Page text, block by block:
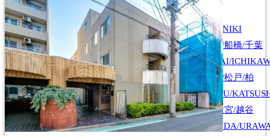
首都圏全域
SHUTOKEN ZENNIKI
江戸川/葛西/市川/船橋/千葉
EDOGAWA/KASAI/
上野/北千住/葛飾/松戸/柏
UENO/KITASENJU/
川口/戸田/浦和/大宮/越谷
KAWAGUCHI/TODA/